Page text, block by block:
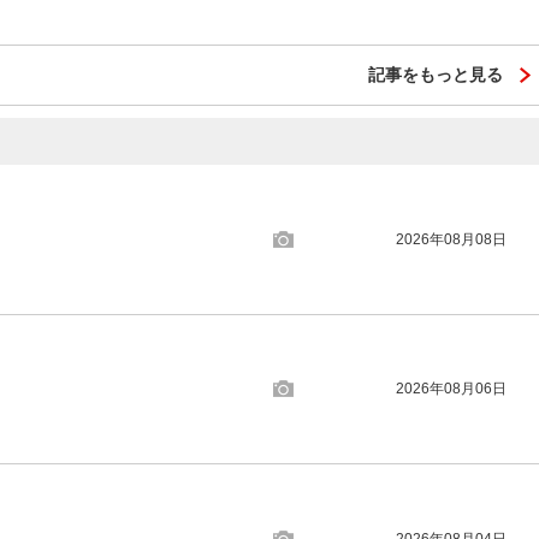
記事をもっと見る
2026年08月08日
2026年08月06日